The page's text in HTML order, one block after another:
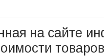
на сайте